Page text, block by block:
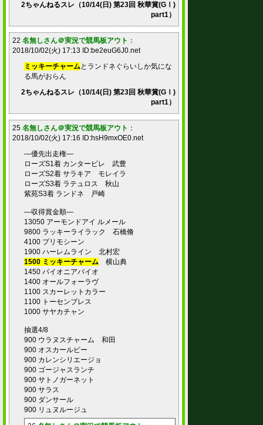
2ちゃんねるスレ（10/14(日) 第23回 秋華賞(GⅠ)
part1）
22 名無しさん＠実況で競馬板アウト ：
2018/10/02(火) 17:13 ID:be2euG6J0.net
ミッキーチャームとランドネぐらいしか気にな
る馬がおらん
2ちゃんねるスレ（10/14(日) 第23回 秋華賞(GⅠ)
part1）
25 名無しさん＠実況で競馬板アウト ：
2018/10/02(火) 17:16 ID:hsH9mxOE0.net
―優先出走権―
ローズS1着 カンタービレ 武豊
ローズS2着 サラキア モレイラ
ローズS3着 ラテュロス 秋山
紫苑S3着 ランドネ 戸崎
―収得賞金順―
13050 アーモンドアイ ルメール
9800 ラッキーライラック 石橋脩
4100 プリモシーン
1900 ハーレムライン 北村宏
1500 ミッキーチャーム 横山典
1450 パイオニアバイオ
1400 オールフォーラヴ
1100 スカーレットカラー
1100 トーセンブレス
1000 サヤカチャン
抽選4/8
900 ウラヌスチャーム 和田
900 オスカールビー
900 カレンシリエージョ
900 ゴージャスランチ
900 サトノガーネット
900 サラス
900 ダンサール
900 リュヌルージュ